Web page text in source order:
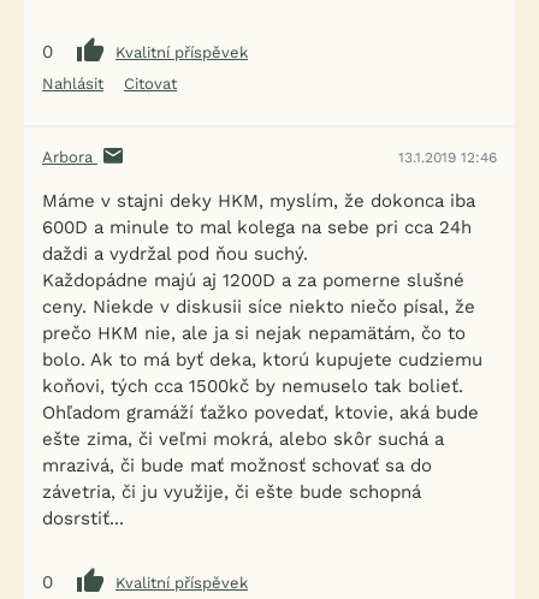
0
Kvalitní příspěvek
Nahlásit
Citovat
Arbora 13.1.2019 12:46
Máme v stajni deky HKM, myslím, že dokonca iba
600D a minule to mal kolega na sebe pri cca 24h
daždi a vydržal pod ňou suchý.
Každopádne majú aj 1200D a za pomerne slušné
ceny. Niekde v diskusii síce niekto niečo písal, že
prečo HKM nie, ale ja si nejak nepamätám, čo to
bolo. Ak to má byť deka, ktorú kupujete cudziemu
koňovi, tých cca 1500kč by nemuselo tak bolieť.
Ohľadom gramáží ťažko povedať, ktovie, aká bude
ešte zima, či veľmi mokrá, alebo skôr suchá a
mrazivá, či bude mať možnosť schovať sa do
závetria, či ju využije, či ešte bude schopná
dosrstiť...
0
Kvalitní příspěvek